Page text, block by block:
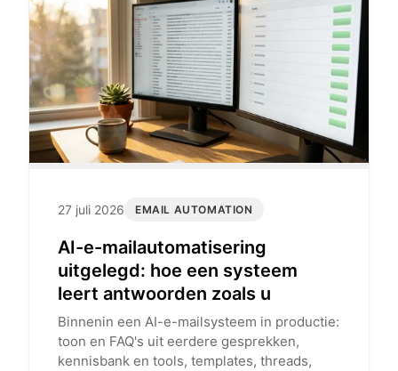
27 juli 2026 EMAIL AUTOMATION
AI-e-mailautomatisering
uitgelegd: hoe een systeem
leert antwoorden zoals u
Binnenin een AI-e-mailsysteem in productie:
toon en FAQ's uit eerdere gesprekken,
kennisbank en tools, templates, threads,